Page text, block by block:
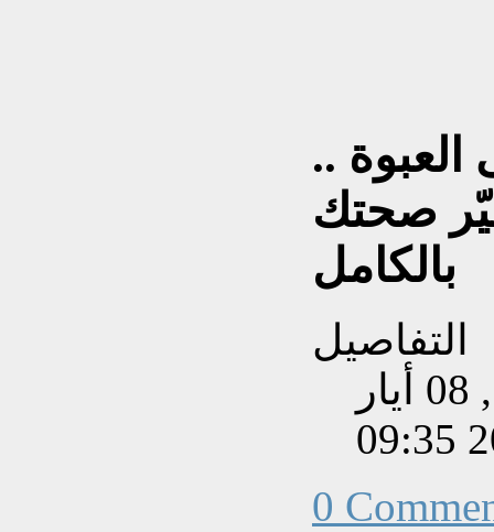
..
صحتك
بالكامل
التفاصيل
تم إنشاءه بتاريخ الجمعة, 08 أيار
0